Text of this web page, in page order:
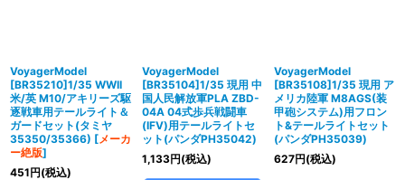
VoyagerModel
[BR35210]1/35 WWII
米/英 M10/アキリーズ駆
逐戦車用テールライト＆
ガードセット(タミヤ
35350/35366) [メーカ
ー絶版]
451円(税込)
VoyagerModel
[BR35104]1/35 現用 中
国人民解放軍PLA ZBD-
04A 04式歩兵戦闘車
(IFV)用テールライトセ
ット(パンダPH35042)
1,133円(税込)
VoyagerModel
[BR35108]1/35 現用 ア
メリカ陸軍 M8AGS(装
甲砲システム)用フロン
ト&テールライトセット
(パンダPH35039)
627円(税込)